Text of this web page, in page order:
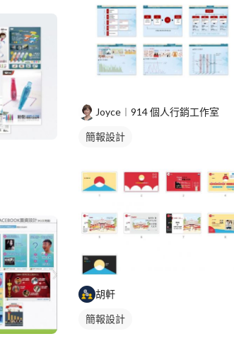
Joyce︱914 個人行銷工作室
簡報設計
胡軒
簡報設計